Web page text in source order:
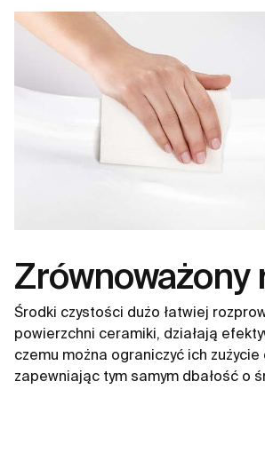
Zrównoważony
Środki czystości dużo łatwiej
powierzchni ceramiki, działają
czemu można ograniczyć ich zużycie
zapewniając tym samym dbałość o